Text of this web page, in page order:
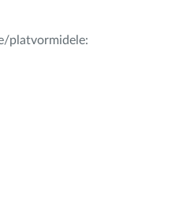
platvormidele: